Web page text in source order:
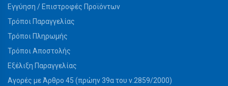
Εγγύηση / Επιστροφές Προϊόντων
Τρόποι Παραγγελίας
Τρόποι Πληρωμής
Τρόποι Αποστολής
Εξέλιξη Παραγγελίας
Αγορές με Άρθρο 45 (πρώην 39α του ν.2859/2000)